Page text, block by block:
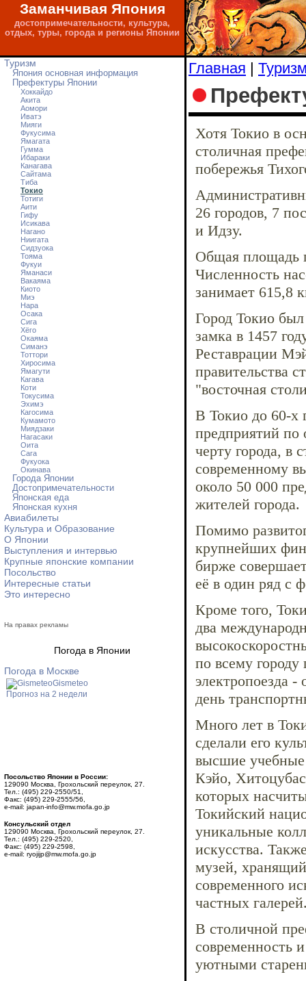
Заманчивая Япония
достопримечательности, культура,
отдых, туры, города и регионы Японии
Туризм
Япония основная информация
Префектуры Японии
Хоккайдо
Акита
Аомори
Иватэ
Мияги
Фукусима
Ямагата
Гумма
Ибараки
Канагава
Сайтама
Тибa
Токио
Тотиги
Аити
Гифу
Исикава
Нагано
Ниигата
Сидзуока
Тояма
Фукуи
Яманаси
Вакаяма
Киото
Миэ
Нара
Осака
Сига
Хёго
Окаяма
Симанэ
Тоттори
Хиросима
Ямагути
Кагава
Коти
Токусима
Эхимэ
Кагосима
Кумамото
Миядзаки
Нагасаки
Оита
Сага
Фукуока
Окинава
Города Японии
Достопримечательности
Японская еда
Японская кухня
Авиабилеты
Культура и Образование
О Японии
Выступления и интервью
Крупные японские компании
Посольство
Интересные статьи
Это интересно
На правах рекламы
Погода в Японии
Погода в Москве
Gismeteo
Прогноз на 2 недели
Посольство Японии в России:
129090 Москва, Грохольский переулок, 27.
Тел.: (495) 229-2550/51,
Факс: (495) 229-2555/56,
e-mail: japan-info@mw.mofa.go.jp
Консульский отдел
129090 Москва, Грохольский переулок, 27.
Тел.: (495) 229-2520,
Факс: (495) 229-2598,
e-mail: ryojijp@mw.mofa.go.jp
Главная |
Хотя Токио в
столичная
побережья
26 городов, 7
и Идзу.
Общая площадь
Численность
занимает 615,8
Город Токио
замка в 1457
Реставрации
правительства
"восточная
В Токио до 60-х
предприятий по
черту города, в
современному
около 50 000
жителей города.
Помимо
крупнейших
бирже
её в один ряд с
Кроме того,
два
по всему городу
электропоезда
день
Много лет в
сделали его
высшие учебные
Кэйо,
которых
Токийский
уникальные
искусства.
музей,
современного
частных
В столичной
современность
уютными